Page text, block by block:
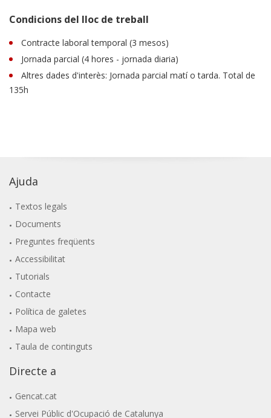
Condicions del lloc de treball
Contracte laboral temporal (3 mesos)
Jornada parcial (4 hores - jornada diaria)
Altres dades d'interès: Jornada parcial matí o tarda. Total de
135h
Ajuda
Textos legals
Documents
Preguntes freqüents
Accessibilitat
Tutorials
Contacte
Política de galetes
Mapa web
Taula de continguts
Directe a
Gencat.cat
Servei Públic d'Ocupació de Catalunya